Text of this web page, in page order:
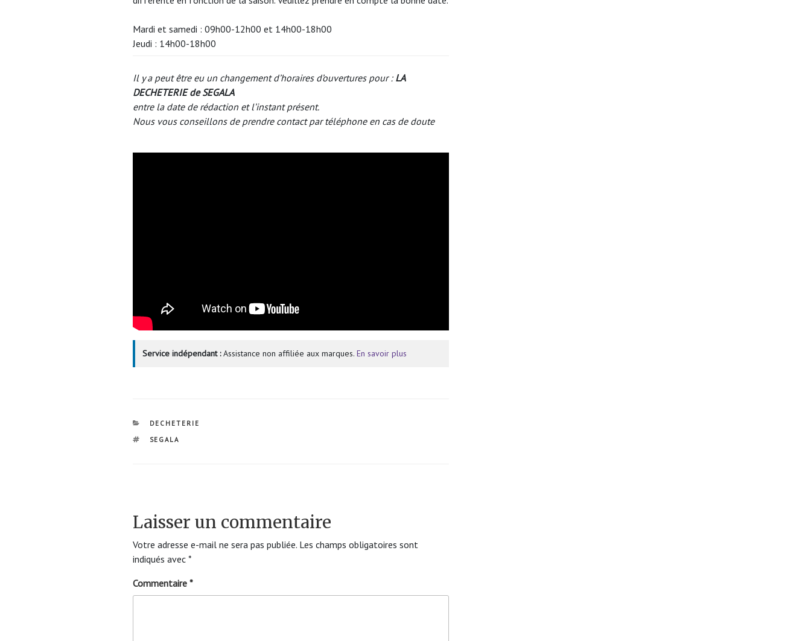
Mardi et samedi : 09h00-12h00 et 14h00-18h00
Jeudi : 14h00-18h00
Il y a peut être eu un changement d’horaires d’ouvertures pour : LA
DECHETERIE de SEGALA
entre la date de rédaction et l’instant présent.
Nous vous conseillons de prendre contact par téléphone en cas de doute
Service indépendant :Assistance non affiliée aux marques. En savoir plus
CATÉGORIES
DECHETERIE
ÉTIQUETTES
SEGALA
Laisser un commentaire
Votre adresse e-mail ne sera pas publiée. Les champs obligatoires sont
indiqués avec *
Commentaire *